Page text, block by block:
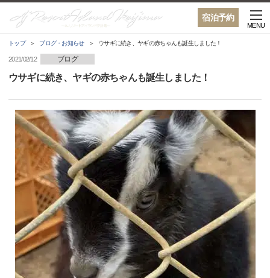
宿泊予約
MENU
トップ ブログ・お知らせ ウサギに続き、ヤギの赤ちゃんも誕生しました！
2021/02/12 ブログ
ウサギに続き、ヤギの赤ちゃんも誕生しました！